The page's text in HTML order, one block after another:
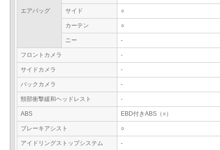
エアバッグ サイド ○
カーテン ○
ニー -
フロントカメラ -
サイドカメラ -
バックカメラ -
頸部衝撃緩和ヘッドレスト -
ABS EBD付きABS（○）
ブレーキアシスト ○
アイドリングストップシステム -